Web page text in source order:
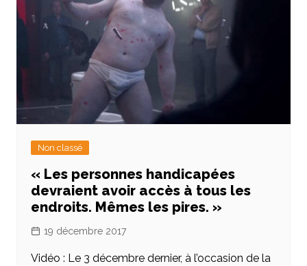
Non classé
« Les personnes handicapées
devraient avoir accès à tous les
endroits. Mêmes les pires. »
19 décembre 2017
Vidéo : Le 3 décembre dernier, à l’occasion de la